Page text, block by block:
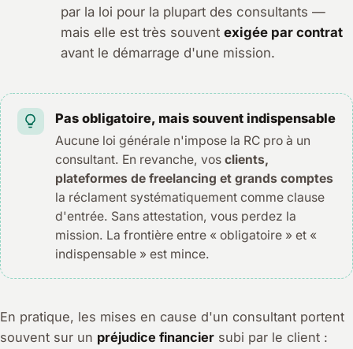
par la loi pour la plupart des consultants —
mais elle est très souvent exigée par contrat
avant le démarrage d'une mission.
Pas obligatoire, mais souvent indispensable
Aucune loi générale n'impose la RC pro à un
consultant. En revanche, vosclients,
plateformes de freelancing et grands comptes
la réclament systématiquement comme clause
d'entrée. Sans attestation, vous perdez la
mission. La frontière entre « obligatoire » et «
indispensable » est mince.
En pratique, les mises en cause d'un consultant portent
souvent sur un préjudice financier subi par le client :